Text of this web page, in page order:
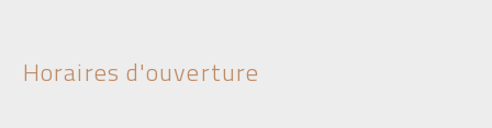
Horaires d'ouverture